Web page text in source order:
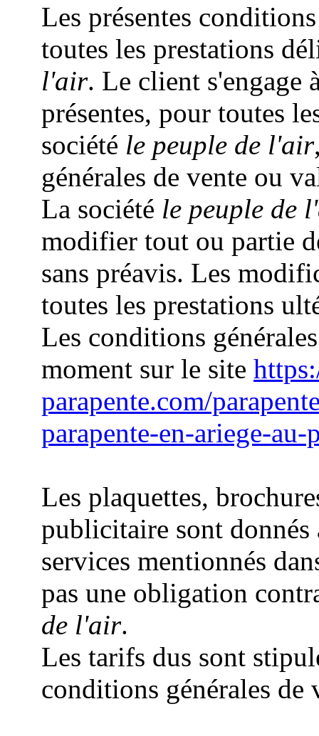
Les présentes
toutes les prestations
l'air. Le client s'engage
présentes, pour toutes
société le peuple de l'air
générales de vente ou
La société le peuple de
modifier tout ou partie
sans préavis. Les
toutes les prestations
Les conditions
moment sur le site
parapente.com/
parapente-en-ariege-
Les plaquettes,
publicitaire sont
services mentionnés
pas une obligation
de l'air.
Les tarifs dus sont
conditions générales de